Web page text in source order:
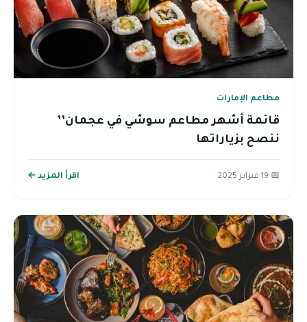
مطاعم الإمارات
قائمة أشهر مطاعم سوشي في عجمان’’
ننصح بزياراتها
📅 19 فبراير 2025 اقرأ المزيد ←